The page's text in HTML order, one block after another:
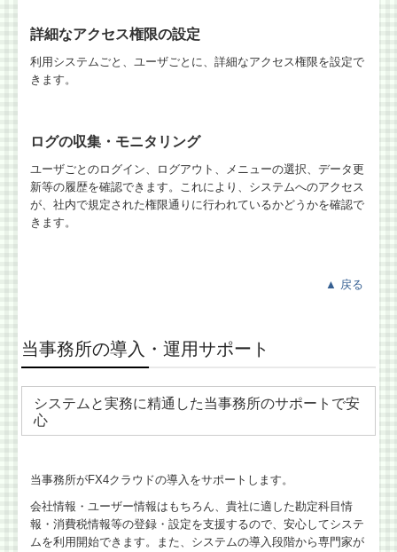
詳細なアクセス権限の設定
利用システムごと、ユーザごとに、詳細なアクセス権限を設定で
きます。
ログの収集・モニタリング
ユーザごとのログイン、ログアウト、メニューの選択、データ更
新等の履歴を確認できます。これにより、システムへのアクセス
が、社内で規定された権限通りに行われているかどうかを確認で
きます。
▲ 戻る
当事務所の導入・運用サポート
システムと実務に精通した当事務所のサポートで安
心
当事務所がFX4クラウドの導入をサポートします。
会社情報・ユーザー情報はもちろん、貴社に適した勘定科目情
報・消費税情報等の登録・設定を支援するので、安心してシステ
ムを利用開始できます。また、システムの導入段階から専門家が